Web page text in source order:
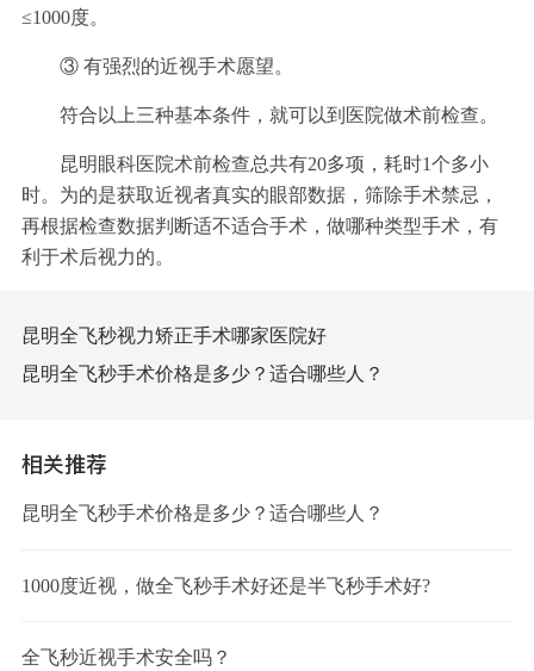
≤1000度。
③ 有强烈的近视手术愿望。
符合以上三种基本条件，就可以到医院做术前检查。
昆明眼科医院术前检查总共有20多项，耗时1个多小
时。为的是获取近视者真实的眼部数据，筛除手术禁忌，
再根据检查数据判断适不适合手术，做哪种类型手术，有
利于术后视力的。
昆明全飞秒视力矫正手术哪家医院好
昆明全飞秒手术价格是多少？适合哪些人？
相关推荐
昆明全飞秒手术价格是多少？适合哪些人？
1000度近视，做全飞秒手术好还是半飞秒手术好?
全飞秒近视手术安全吗？